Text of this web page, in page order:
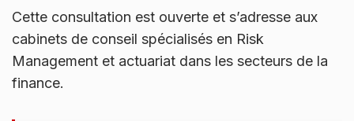
Cette consultation est ouverte et s’adresse aux
cabinets de conseil spécialisés en Risk
Management et actuariat dans les secteurs de la
finance.